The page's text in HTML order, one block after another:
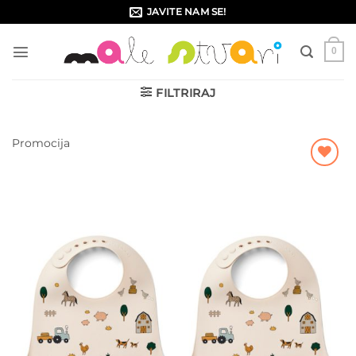
to
content
JAVITE NAM SE!
0
FILTRIRAJ
Promocija